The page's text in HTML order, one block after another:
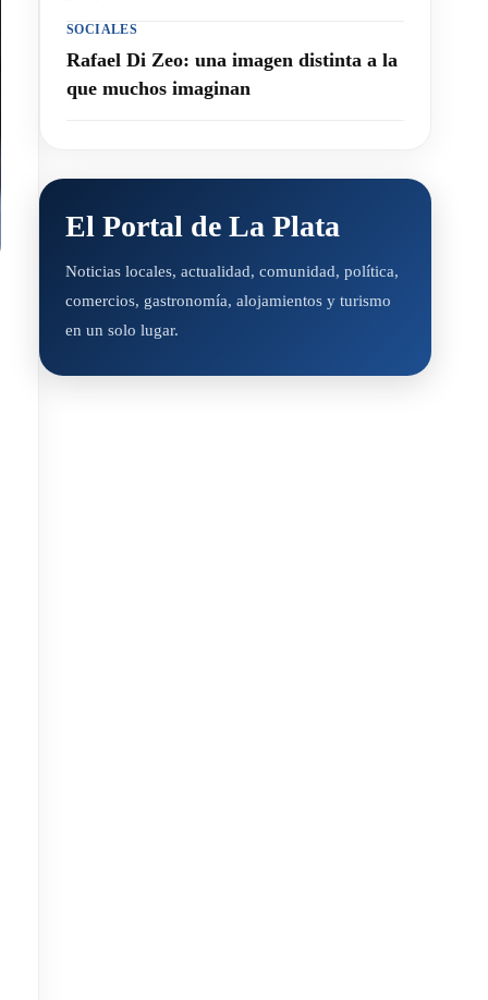
SOCIALES
Rafael Di Zeo: una imagen distinta a la
que muchos imaginan
El Portal de La Plata
Noticias locales, actualidad, comunidad, política,
comercios, gastronomía, alojamientos y turismo
en un solo lugar.